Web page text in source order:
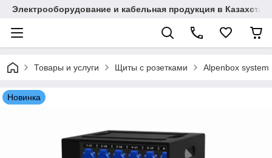
Электрооборудование и кабельная продукция в
Товары и услуги Щиты с розетками Alpenbox system
Новинка